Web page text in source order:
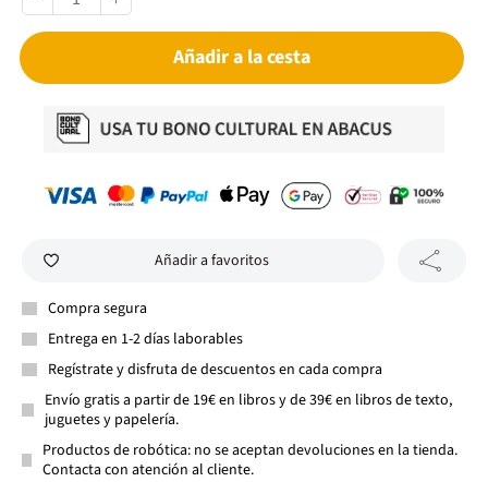
Añadir a la cesta
Añadir a favoritos
Compra segura
Entrega en 1-2 días laborables
Regístrate y disfruta de descuentos en cada compra
Envío gratis a partir de 19€ en libros y de 39€ en libros de texto,
juguetes y papelería.
Productos de robótica: no se aceptan devoluciones en la tienda.
Contacta con atención al cliente.